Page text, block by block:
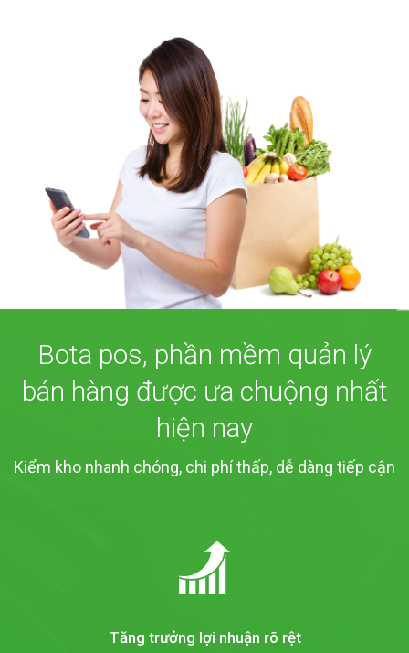
Bota pos, phần mềm quản lý
bán hàng được ưa chuộng nhất
hiện nay
Kiểm kho nhanh chóng, chi phí thấp, dễ dàng tiếp cận
Tăng trưởng lợi nhuận rõ rệt